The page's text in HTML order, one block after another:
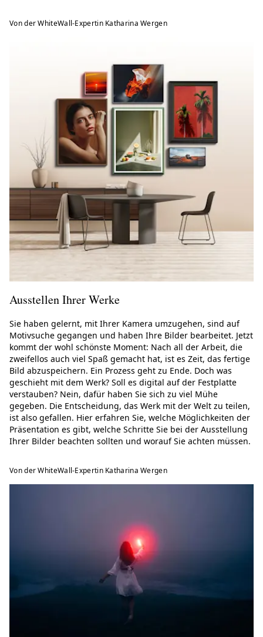
Von der WhiteWall-Expertin Katharina Wergen
Ausstellen Ihrer Werke
Sie haben gelernt, mit Ihrer Kamera umzugehen, sind auf
Motivsuche gegangen und haben Ihre Bilder bearbeitet. Jetzt
kommt der wohl schönste Moment: Nach all der Arbeit, die
zweifellos auch viel Spaß gemacht hat, ist es Zeit, das fertige
Bild abzuspeichern. Ein Prozess geht zu Ende. Doch was
geschieht mit dem Werk? Soll es digital auf der Festplatte
verstauben? Nein, dafür haben Sie sich zu viel Mühe
gegeben. Die Entscheidung, das Werk mit der Welt zu teilen,
ist also gefallen. Hier erfahren Sie, welche Möglichkeiten der
Präsentation es gibt, welche Schritte Sie bei der Ausstellung
Ihrer Bilder beachten sollten und worauf Sie achten müssen.
Von der WhiteWall-Expertin Katharina Wergen